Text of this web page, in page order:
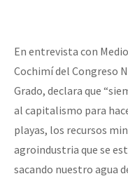
En entrevista con
Cochimí del Congreso
Grado, declara que
al capitalismo para
playas, los recursos
agroindustria que se
sacando nuestro agua